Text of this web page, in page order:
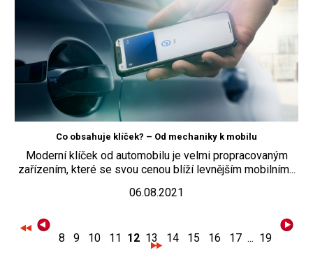
Co obsahuje klíček? – Od mechaniky k mobilu
Moderní klíček od automobilu je velmi propracovaným
zařízením, které se svou cenou blíží levnějším mobilním...
06.08.2021
8 9 10 11 12 13 14 15 16 17 ... 19